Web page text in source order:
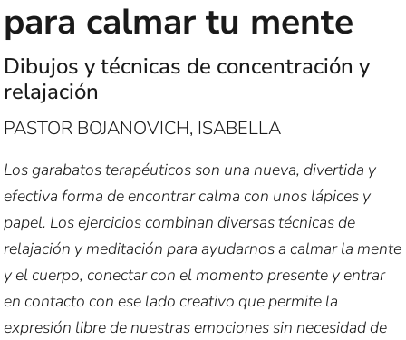
para calmar tu mente
Dibujos y técnicas de concentración y
relajación
PASTOR BOJANOVICH, ISABELLA
Los garabatos terapéuticos son una nueva, divertida y
efectiva forma de encontrar calma con unos lápices y
papel. Los ejercicios combinan diversas técnicas de
relajación y meditación para ayudarnos a calmar la mente
y el cuerpo, conectar con el momento presente y entrar
en contacto con ese lado creativo que permite la
expresión libre de nuestras emociones sin necesidad de